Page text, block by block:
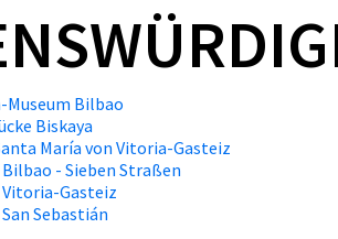
Museum Bilbao
Biskaya
María von Vitoria-Gasteiz
- Sieben Straßen
Gasteiz
Sebastián